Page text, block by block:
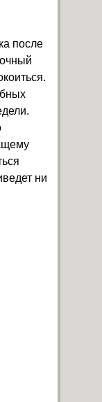
после
ни